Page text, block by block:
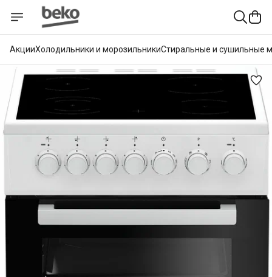
АкцииХолодильники и морозильникиСтиральные и сушильные